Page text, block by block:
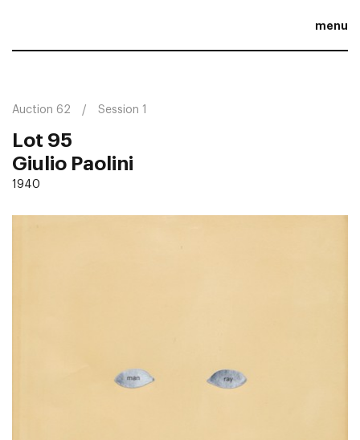
menu
Auction 62 Session 1
Lot 95
Giulio Paolini
1940